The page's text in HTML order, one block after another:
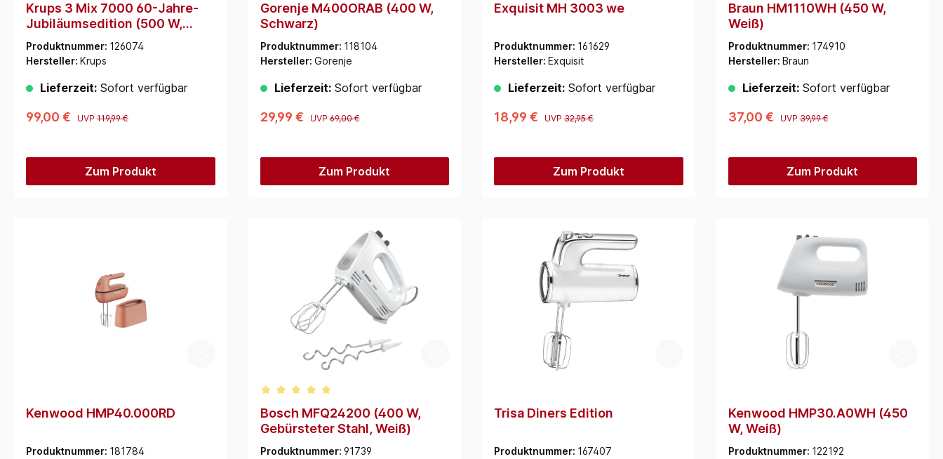
Krups 3 Mix 7000 60-Jahre-
Jubiläumsedition (500 W,
Schwarz, Kupfer)
Produktnummer: 126074
Hersteller: Krups
Lieferzeit: Sofort verfügbar
99,00 € UVP 119,99 €
Zum Produkt
Gorenje M400ORAB (400 W,
Schwarz)
Produktnummer: 118104
Hersteller: Gorenje
Lieferzeit:Sofort verfügbar
29,99 € UVP69,00 €
Zum Produkt
Exquisit MH 3003 we
Produktnummer: 161629
Hersteller: Exquisit
Lieferzeit: Sofort verfügbar
18,99 € UVP 32,95 €
Zum Produkt
Braun HM1110WH (450 W,
Weiß)
Produktnummer: 174910
Hersteller: Braun
Lieferzeit:Sofort verfügbar
37,00 € UVP39,99 €
Zum Produkt
Kenwood HMP40.000RD
Produktnummer: 181784
Durchschnittliche Bewertung von 5 von 5 Sternen
Bosch MFQ24200 (400 W,
Gebürsteter Stahl, Weiß)
Produktnummer: 91739
Trisa Diners Edition
Produktnummer: 167407
Kenwood HMP30.A0WH (450
W, Weiß)
Produktnummer: 122192